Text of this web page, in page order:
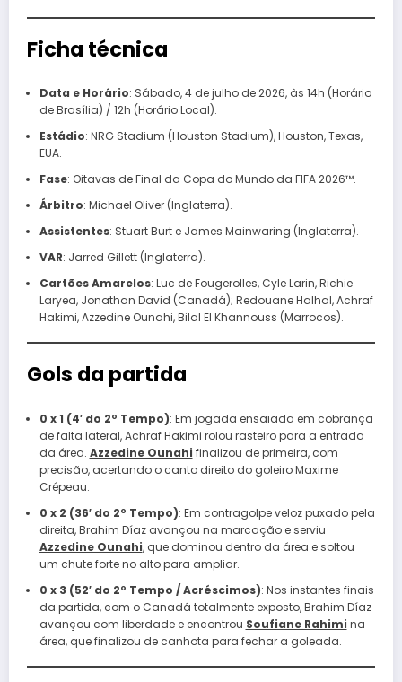
Ficha técnica
Data e Horário: Sábado, 4 de julho de 2026, às 14h (Horário
de Brasília) / 12h (Horário Local).
Estádio: NRG Stadium (Houston Stadium), Houston, Texas,
EUA.
Fase: Oitavas de Final da Copa do Mundo da FIFA 2026™.
Árbitro: Michael Oliver (Inglaterra).
Assistentes: Stuart Burt e James Mainwaring (Inglaterra).
VAR: Jarred Gillett (Inglaterra).
Cartões Amarelos: Luc de Fougerolles, Cyle Larin, Richie
Laryea, Jonathan David (Canadá); Redouane Halhal, Achraf
Hakimi, Azzedine Ounahi, Bilal El Khannouss (Marrocos).
Gols da partida
0 x 1 (4′ do 2º Tempo): Em jogada ensaiada em cobrança
de falta lateral, Achraf Hakimi rolou rasteiro para a entrada
da área. Azzedine Ounahi finalizou de primeira, com
precisão, acertando o canto direito do goleiro Maxime
Crépeau.
0 x 2 (36′ do 2º Tempo): Em contragolpe veloz puxado pela
direita, Brahim Díaz avançou na marcação e serviu
Azzedine Ounahi, que dominou dentro da área e soltou
um chute forte no alto para ampliar.
0 x 3 (52′ do 2º Tempo / Acréscimos): Nos instantes finais
da partida, com o Canadá totalmente exposto, Brahim Díaz
avançou com liberdade e encontrou Soufiane Rahimi na
área, que finalizou de canhota para fechar a goleada.